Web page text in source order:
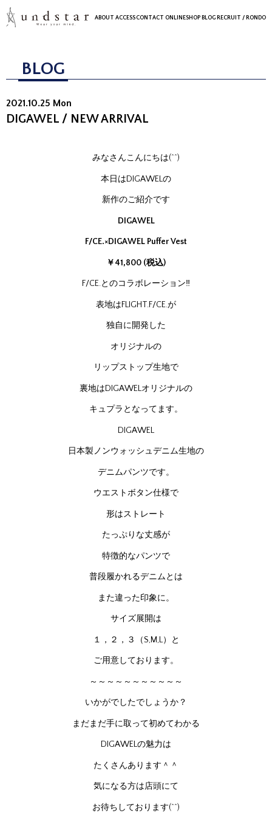
ABOUT ACCESSCONTACT ONLINESHOP BLOG RECRUIT / RONDO
BLOG
2021.10.25 Mon
DIGAWEL / NEW ARRIVAL
みなさんこんにちは(^^)
本日はDIGAWELの
新作のご紹介です
DIGAWEL
F/CE.×DIGAWEL Puffer Vest
￥41,800 (税込)
F/CE.とのコラボレーション‼
表地はFLIGHT.F/CE.が
独自に開発した
オリジナルの
リップストップ生地で
裏地はDIGAWELオリジナルの
キュプラとなってます。
DIGAWEL
日本製ノンウォッシュデニム生地の
デニムパンツです。
ウエストボタン仕様で
形はストレート
たっぷりな丈感が
特徴的なパンツで
普段履かれるデニムとは
また違った印象に。
サイズ展開は
１，２，３（S,M,L）と
ご用意しております。
～～～～～～～～～～～
いかがでしたでしょうか？
まだまだ手に取って初めてわかる
DIGAWELの魅力は
たくさんあります＾＾
気になる方は店頭にて
お待ちしております(^^)